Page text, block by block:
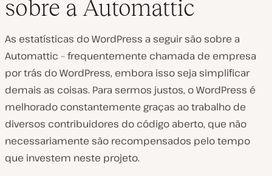
sobre a Automattic
As estatísticas do WordPress a seguir são sobre a
Automattic – frequentemente chamada de empresa
por trás do WordPress, embora isso seja simplificar
demais as coisas. Para sermos justos, o WordPress é
melhorado constantemente graças ao trabalho de
diversos contribuidores do código aberto, que não
necessariamente são recompensados pelo tempo
que investem neste projeto.